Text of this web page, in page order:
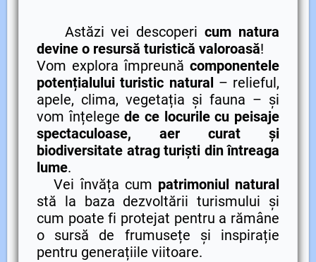
Astăzi vei descopericum natura
devine o resursă turistică valoroasă!
Vom explora împreună componentele
potențialului turistic natural – relieful,
apele, clima, vegetația și fauna – și
vom înțelegede ce locurile cu peisaje
spectaculoase, aer curat și
biodiversitate atrag turiști din întreaga
lume.
Vei învăța cum patrimoniul natural
stă la baza dezvoltării turismului și
cum poate fi protejat pentru a rămâne
o sursă de frumusețe și inspirație
pentru generațiile viitoare.